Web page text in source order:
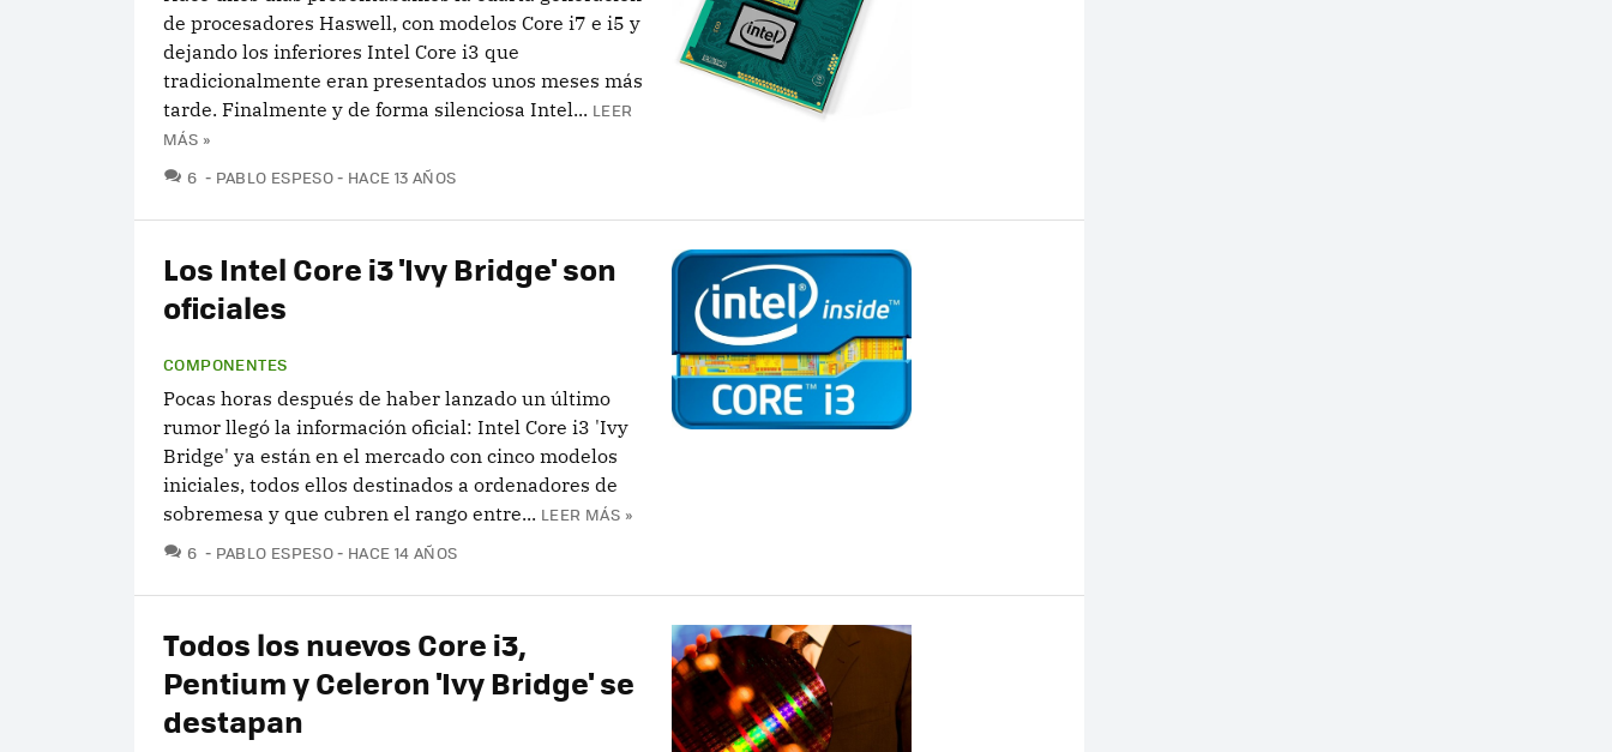
de procesadores Haswell, con modelos Core i7 e i5 y
dejando los inferiores Intel Core i3 que
tradicionalmente eran presentados unos meses más
tarde. Finalmente y de forma silenciosa Intel... LEER
MÁS »
6 COMENTARIOS
PABLO ESPESO HACE 13 AÑOS
Los Intel Core i3 'Ivy Bridge' son
oficiales
COMPONENTES
Pocas horas después de haber lanzado un último
rumor llegó la información oficial: Intel Core i3 'Ivy
Bridge' ya están en el mercado con cinco modelos
iniciales, todos ellos destinados a ordenadores de
sobremesa y que cubren el rango entre... LEER MÁS »
6 COMENTARIOS
PABLO ESPESO HACE 14 AÑOS
Todos los nuevos Core i3,
Pentium y Celeron 'Ivy Bridge' se
destapan